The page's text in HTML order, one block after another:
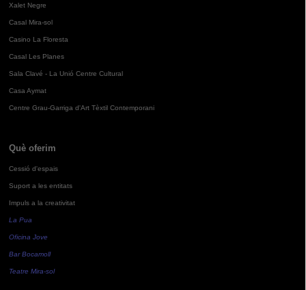
Xalet Negre
Casal Mira-sol
Casino La Floresta
Casal Les Planes
Sala Clavé - La Unió Centre Cultural
Casa Aymat
Centre Grau-Garriga d'Art Tèxtil Contemporani
Què oferim
Cessió d'espais
Suport a les entitats
Impuls a la creativitat
La Pua
Oficina Jove
Bar Bocamoll
Teatre Mira-sol